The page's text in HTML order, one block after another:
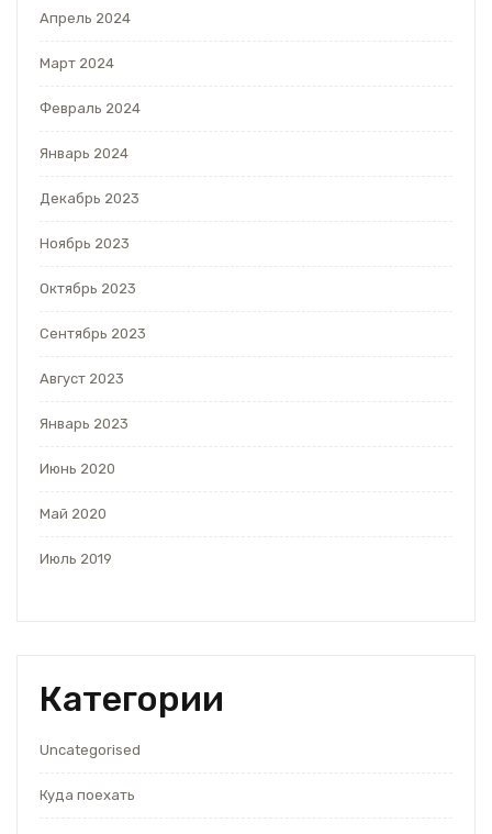
Апрель 2024
Март 2024
Февраль 2024
Январь 2024
Декабрь 2023
Ноябрь 2023
Октябрь 2023
Сентябрь 2023
Август 2023
Январь 2023
Июнь 2020
Май 2020
Июль 2019
Категории
Uncategorised
Куда поехать